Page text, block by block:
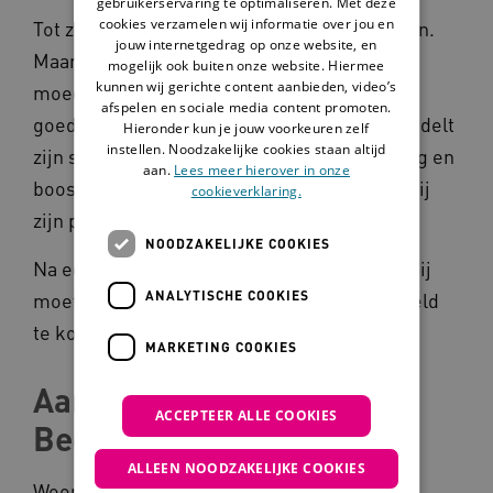
Tot zijn negende jaar had Jack een leuk leven.
Maar als Jack negen jaar oud is, trouwt zijn
moeder met een nieuwe man. Jack kan niet
goed met hem opschieten en al snel mishandelt
zijn stiefvader hem. Jack is hier zo verdrietig en
boos over dat hij begint met blowen, zodat hij
zijn problemen kan vergeten.
Na een tijdje worden de drugs te duur, dus hij
moet nieuwe manieren verzinnen om aan geld
te komen. Hij gaat het verkeerde pad op.
Aan de slag met Woord &
Beeldverhaal
cookies verzamelen wij informatie over jou en
jouw internetgedrag op onze website, en
mogelijk ook buiten onze website. Hiermee
kunnen wij gerichte content aanbieden, video’s
afspelen en sociale media content promoten.
Hieronder kun je jouw voorkeuren zelf
instellen. Noodzakelijke cookies staan altijd
aan. Lees meer hierover in onze
cookieverklaring.
NOODZAKELIJKE COOKIES
ANALYTISCHE COOKIES
MARKETING COOKIES
ACCEPTEER ALLE COOKIES
ALLEEN NOODZAKELIJKE COOKIES